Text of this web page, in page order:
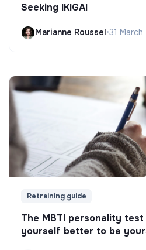
Seeking IKIGAI
Marianne Roussel•31
Retraining guide
The MBTI personality
yourself better to be